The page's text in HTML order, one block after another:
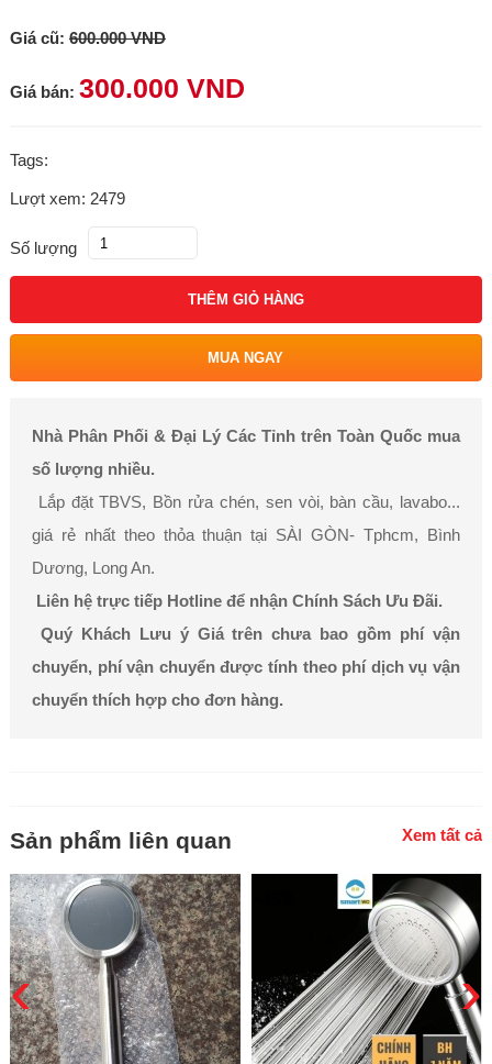
Giá cũ: 600.000 VND
Giá bán: 300.000 VND
Tags:
Lượt xem: 2479
Số lượng
THÊM GIỎ HÀNG
MUA NGAY
Nhà Phân Phối & Đại Lý Các Tỉnh trên Toàn Quốc mua
số lượng nhiều.
Lắp đặt TBVS, Bồn rửa chén, sen vòi, bàn cầu, lavabo...
giá rẻ nhất theo thỏa thuận tại SÀI GÒN- Tphcm, Bình
Dương, Long An.
Liên hệ trực tiếp Hotline để nhận Chính Sách Ưu Đãi.
Quý Khách Lưu ý Giá trên chưa bao gồm phí vận
chuyển, phí vận chuyển được tính theo phí dịch vụ vận
chuyển thích hợp cho đơn hàng.
Sản phẩm liên quan Xem tất cả
‹ ›